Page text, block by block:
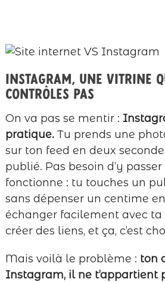
Instagram, une vitrine
contrôles pas
On va pas se mentir :
pratique.Tu prends une
sur ton feed en deux
publié. Pas besoin d’y
fonctionne : tu touches un
sans dépenser un centime
échanger facilement avec
créer des liens, et ça, c’est
Mais voilà le problème : ton
Instagram, il ne t’appartient